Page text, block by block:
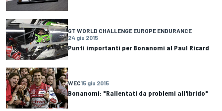
GT WORLD CHALLENGE EUROPE ENDURANCE
24 giu 2015
Punti importanti per Bonanomi al Paul Ricard
WEC15 giu 2015
Bonanomi: "Rallentati da problemi all'ibrido"